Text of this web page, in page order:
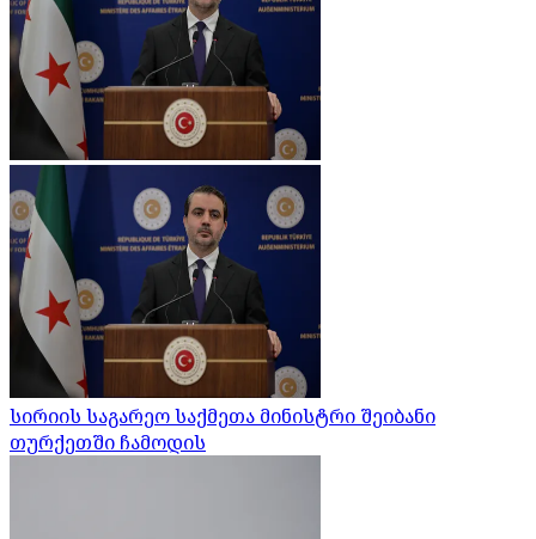
სირიის საგარეო საქმეთა მინისტრი შეიბანი
თურქეთში ჩამოდის